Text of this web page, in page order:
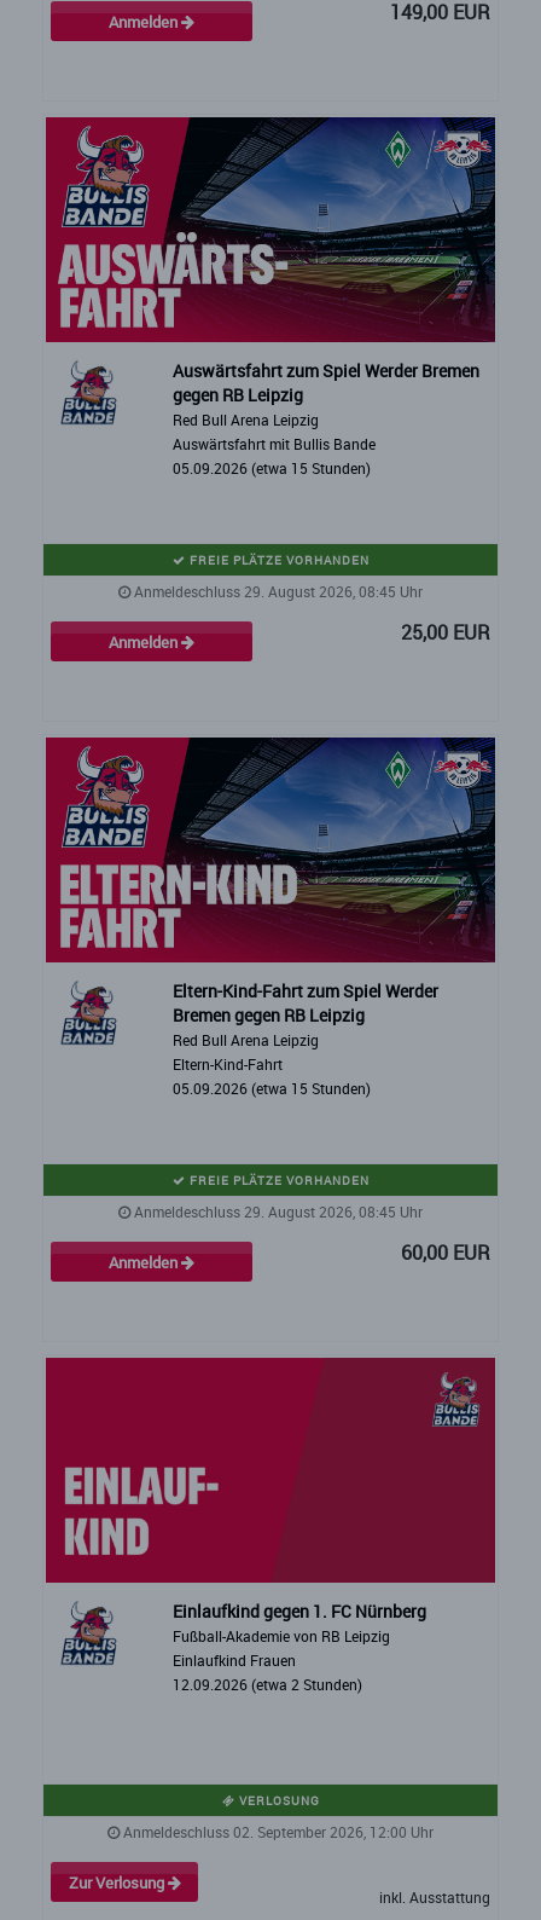
Anmelden 149,00 EUR
Auswärtsfahrt zum Spiel Werder Bremen
gegen RB Leipzig
Red Bull Arena Leipzig
Auswärtsfahrt mit Bullis Bande
05.09.2026 (etwa 15 Stunden)
FREIE PLÄTZE VORHANDEN
Anmeldeschluss 29. August 2026, 08:45 Uhr
Anmelden 25,00 EUR
Eltern-Kind-Fahrt zum Spiel Werder
Bremen gegen RB Leipzig
Red Bull Arena Leipzig
Eltern-Kind-Fahrt
05.09.2026 (etwa 15 Stunden)
FREIE PLÄTZE VORHANDEN
Anmeldeschluss 29. August 2026, 08:45 Uhr
Anmelden 60,00 EUR
Einlaufkind gegen 1. FC Nürnberg
Fußball-Akademie von RB Leipzig
Einlaufkind Frauen
12.09.2026 (etwa 2 Stunden)
VERLOSUNG
Anmeldeschluss 02. September 2026, 12:00 Uhr
Zur Verlosung
inkl. Ausstattung